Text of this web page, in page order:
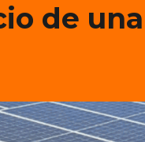
de